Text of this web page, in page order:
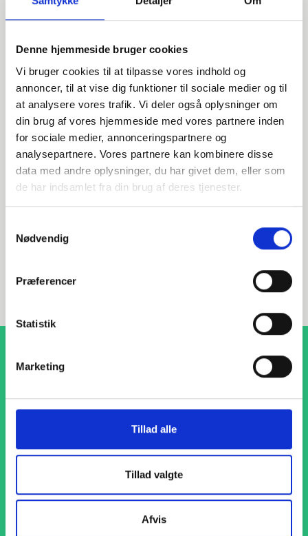
Denne hjemmeside bruger cookies
Vi bruger cookies til at tilpasse vores indhold og
annoncer, til at vise dig funktioner til sociale medier og til
at analysere vores trafik. Vi deler også oplysninger om
din brug af vores hjemmeside med vores partnere inden
for sociale medier, annonceringspartnere og
analysepartnere. Vores partnere kan kombinere disse
data med andre oplysninger, du har givet dem, eller som
de har indsamlet fra din brug af deres tjenester.
Nødvendig
Præferencer
Statistik
Marketing
Tillad alle
Tillad valgte
Afvis
Wir sind für Sie da!
Bei Fragen zu Produkten, Dienstleistungen oder anderen
Anliegen helfen Wir Ihnen gerne weiter.
Pünktliche Lieferung
Wir geben immer unser bestes Ihre Waren pünktlich zu
weiterlaufen kann.